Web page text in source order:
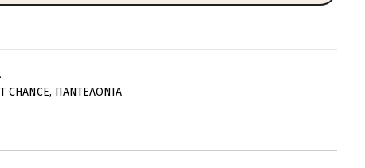
CHANCE, ΠΑΝΤΕΛΟΝΙΑ